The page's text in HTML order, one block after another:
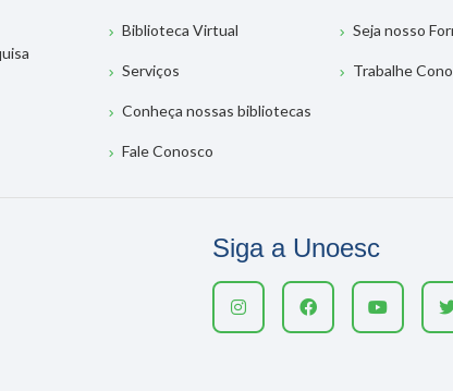
Biblioteca Virtual
Serviços
Conheça nossas bibliotecas
Fale Conosco
Seja nosso
Trabalhe
Siga a Unoesc